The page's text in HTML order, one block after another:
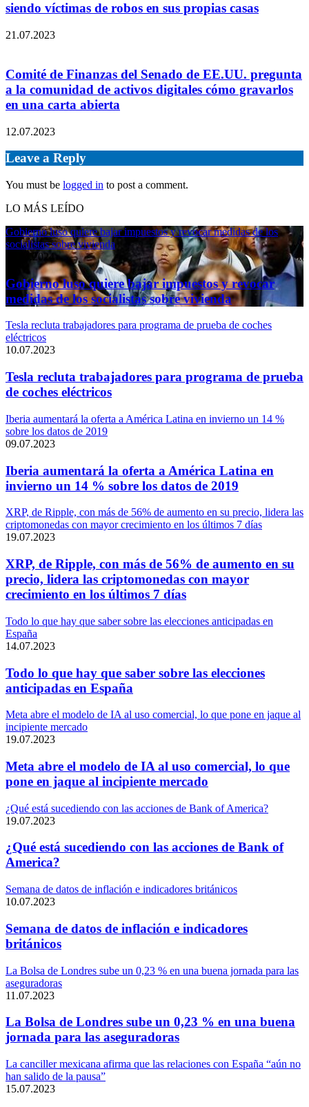
siendo víctimas de robos en sus propias casas
21.07.2023
Comité de Finanzas del Senado de EE.UU. pregunta
a la comunidad de activos digitales cómo gravarlos
en una carta abierta
12.07.2023
Leave a Reply
You must be logged in to post a comment.
LO MÁS LEÍDO
Gobierno luso quiere bajar impuestos y revocar medidas de los
socialistas sobre vivienda
11.04.2024
Gobierno luso quiere bajar impuestos y revocar
medidas de los socialistas sobre vivienda
Tesla recluta trabajadores para programa de prueba de coches
eléctricos
10.07.2023
Tesla recluta trabajadores para programa de prueba
de coches eléctricos
Iberia aumentará la oferta a América Latina en invierno un 14 %
sobre los datos de 2019
09.07.2023
Iberia aumentará la oferta a América Latina en
invierno un 14 % sobre los datos de 2019
XRP, de Ripple, con más de 56% de aumento en su precio, lidera las
criptomonedas con mayor crecimiento en los últimos 7 días
19.07.2023
XRP, de Ripple, con más de 56% de aumento en su
precio, lidera las criptomonedas con mayor
crecimiento en los últimos 7 días
Todo lo que hay que saber sobre las elecciones anticipadas en
España
14.07.2023
Todo lo que hay que saber sobre las elecciones
anticipadas en España
Meta abre el modelo de IA al uso comercial, lo que pone en jaque al
incipiente mercado
19.07.2023
Meta abre el modelo de IA al uso comercial, lo que
pone en jaque al incipiente mercado
¿Qué está sucediendo con las acciones de Bank of America?
19.07.2023
¿Qué está sucediendo con las acciones de Bank of
America?
Semana de datos de inflación e indicadores británicos
10.07.2023
Semana de datos de inflación e indicadores
británicos
La Bolsa de Londres sube un 0,23 % en una buena jornada para las
aseguradoras
11.07.2023
La Bolsa de Londres sube un 0,23 % en una buena
jornada para las aseguradoras
La canciller mexicana afirma que las relaciones con España “aún no
han salido de la pausa”
15.07.2023